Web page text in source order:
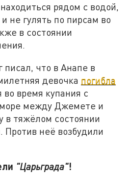
рядом с водой,
не гулять по пирсам во
в состоянии
что в Анапе в
девочка погибла
время купания с
между Джемете и
тяжёлом состоянии
Против неё возбудили
"Царьграда"!